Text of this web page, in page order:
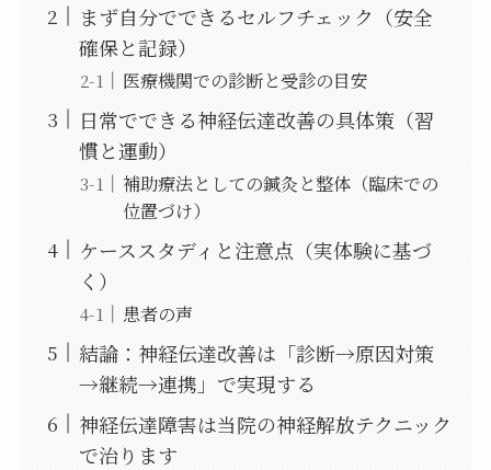
まず自分でできるセルフチェック（安全
確保と記録）
医療機関での診断と受診の目安
日常でできる神経伝達改善の具体策（習
慣と運動）
補助療法としての鍼灸と整体（臨床での
位置づけ）
ケーススタディと注意点（実体験に基づ
く）
患者の声
結論：神経伝達改善は「診断→原因対策
→継続→連携」で実現する
神経伝達障害は当院の神経解放テクニック
で治ります